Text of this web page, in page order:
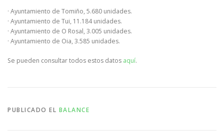
· Ayuntamiento de Tomiño, 5.680 unidades.
· Ayuntamiento de Tui, 11.184 unidades.
· Ayuntamiento de O Rosal, 3.005 unidades.
· Ayuntamiento de Oia, 3.585 unidades.
Se pueden consultar todos estos datos aquí.
PUBLICADO EL BALANCE